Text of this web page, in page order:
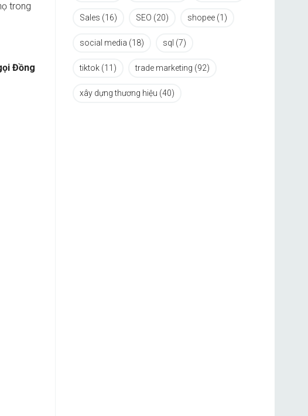
trong
Đồng
Sales (16) SEO (20) shopee (1)
social media (18) sql (7)
tiktok (11) trade marketing (92)
xây dựng thương hiệu (40)